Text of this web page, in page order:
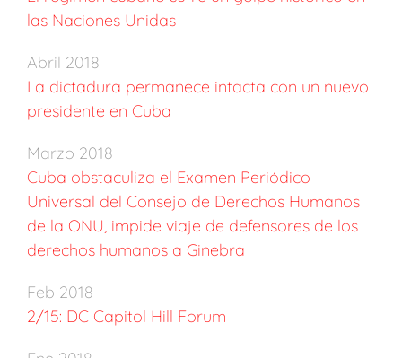
las Naciones Unidas
Abril 2018
La dictadura permanece intacta con un nuevo
presidente en Cuba
Marzo 2018
Cuba obstaculiza el Examen Periódico
Universal del Consejo de Derechos Humanos
de la ONU, impide viaje de defensores de los
derechos humanos a Ginebra
Feb 2018
2/15: DC Capitol Hill Forum